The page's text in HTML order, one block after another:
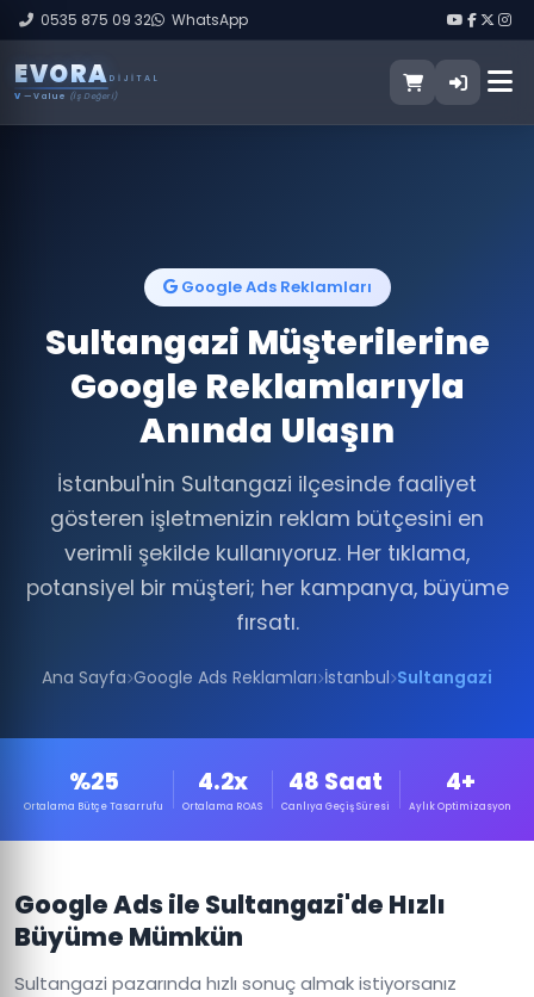
0535 875 09 32 WhatsApp
EVORA DIJITAL
V — Value (İş Değeri)
Google Ads Reklamları
Sultangazi Müşterilerine
Google Reklamlarıyla
Anında Ulaşın
İstanbul'nin Sultangazi ilçesinde faaliyet
gösteren işletmenizin reklam bütçesini en
verimli şekilde kullanıyoruz. Her tıklama,
potansiyel bir müşteri; her kampanya, büyüme
fırsatı.
Ana Sayfa Google Ads Reklamları İstanbul Sultangazi
%25
Ortalama Bütçe Tasarrufu
4.2x
Ortalama ROAS
48 Saat
Canlıya Geçiş Süresi
4+
Aylık Optimizasyon
Google Ads ile Sultangazi'de Hızlı
Büyüme Mümkün
Sultangazi pazarında hızlı sonuç almak istiyorsanız